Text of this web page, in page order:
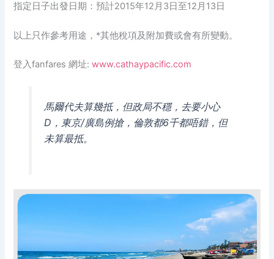
指定日子出發日期：預計2015年12月3日至12月13日
以上只作參考用途，*其他稅項及附加費或會有所變動。
登入fanfares 網址:www.cathaypacific.com
馬爾代夫算幾抵，但政局不穩，去要小心
D，東京/廣島例搶，倫敦都6千都唔錯，但
未算最抵。